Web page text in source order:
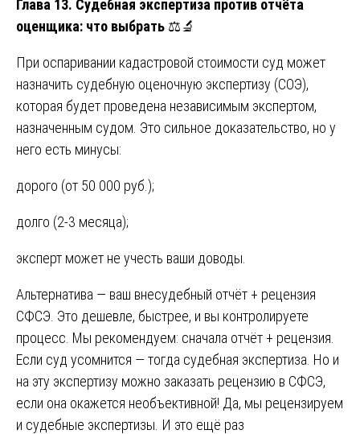
Глава 13. Судебная экспертиза против отчёта
оценщика: что выбрать ⚖️🔬
При оспаривании кадастровой стоимости суд может
назначить судебную оценочную экспертизу (СОЭ),
которая будет проведена независимым экспертом,
назначенным судом. Это сильное доказательство, но у
него есть минусы:
дорого (от 50 000 руб.);
долго (2-3 месяца);
эксперт может не учесть ваши доводы.
Альтернатива — ваш внесудебный отчёт + рецензия
СФСЭ. Это дешевле, быстрее, и вы контролируете
процесс. Мы рекомендуем: сначала отчёт + рецензия.
Если суд усомнится — тогда судебная экспертиза. Но и
на эту экспертизу можно заказать рецензию в СФСЭ,
если она окажется необъективной! Да, мы рецензируем
и судебные экспертизы. И это ещё раз